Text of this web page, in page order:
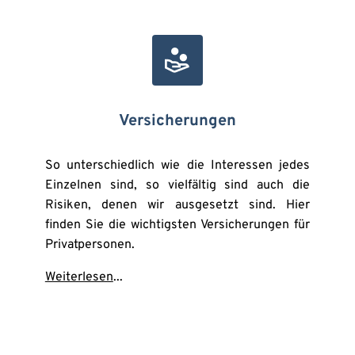
Versicherungen
So unterschiedlich wie die Interessen jedes
Einzelnen sind, so vielfältig sind auch die
Risiken, denen wir ausgesetzt sind. Hier
finden Sie die wichtigsten Versicherungen für
Privatpersonen.
Weiterlesen...